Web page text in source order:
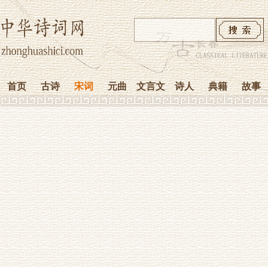
首页 古诗 宋词 元曲 文言文 诗人 典籍 故事